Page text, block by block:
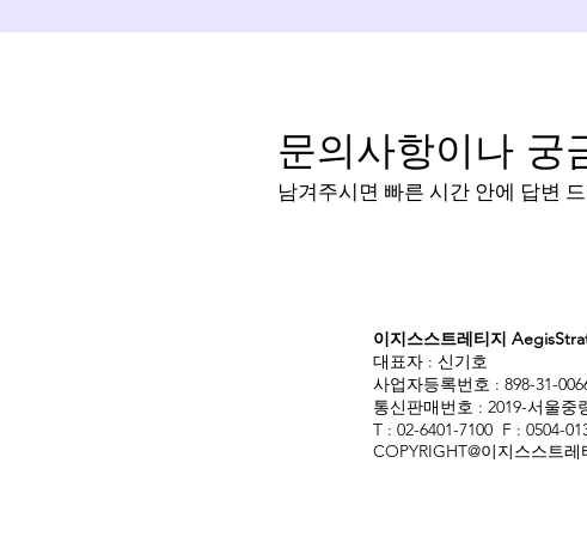
문의사항이나 궁
남겨주시면 빠른 시간 안에 답변
이지스스트레티지
대표자 : 신기호
사업자등록번호 : 898-31-
통신판매번호 : 2019-서울중
T : 02-6401-7100 F : 0504-
COPYRIGHT@이지스스트